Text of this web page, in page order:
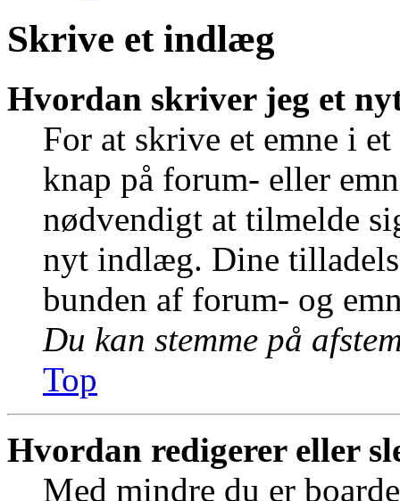
Skrive et indlæg
Hvordan skriver jeg et
For at skrive et emne i
knap på forum- eller
nødvendigt at tilmelde
nyt indlæg. Dine
bunden af forum- og
Du kan stemme på
Top
Hvordan redigerer eller
Med mindre du er